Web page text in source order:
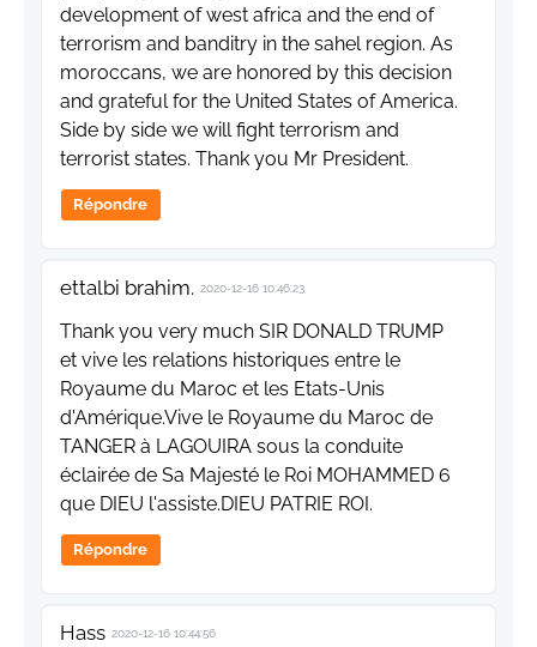
development of west africa and the end of
terrorism and banditry in the sahel region. As
moroccans, we are honored by this decision
and grateful for the United States of America.
Side by side we will fight terrorism and
terrorist states. Thank you Mr President.
Répondre
ettalbi brahim. 2020-12-16 10:46:23
Thank you very much SIR DONALD TRUMP
et vive les relations historiques entre le
Royaume du Maroc et les Etats-Unis
d'Amérique.Vive le Royaume du Maroc de
TANGER à LAGOUIRA sous la conduite
éclairée de Sa Majesté le Roi MOHAMMED 6
que DIEU l'assiste.DIEU PATRIE ROI.
Répondre
Hass 2020-12-16 10:44:56